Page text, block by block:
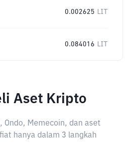
0.002625 LIT
0.084016 LIT
Aset Kripto
Ondo, Memecoin, dan aset
hanya dalam 3 langkah